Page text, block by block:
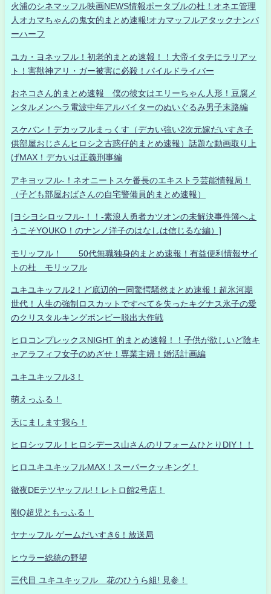
火浦のシネマッフル映画NEWS情報ポータブルの杜！オネエ管理
人オカマちゃんの鬼女的まとめ速報!オカマッフルアタックナンバ
ーハーフ
ユカ・ヨネッフル！初老的まとめ速報！！大帝イタチにラリアッ
ト！害獣神アリ・ガー被害に必殺！パイルドライバー
おネコさん的まとめ速報 僕の彼女はエリーちゃん人形！豆腐メ
ンタルメンヘラ電波中年アルバイターのぬいぐるみ男子末路編
スケバン！デカッフルまっくす（デカい強い2次元嫁だいすき子
供部屋おじさんヒロシ之古惑仔的まとめ速報）話題な動画取り上
げMAX！デカいは正義刑事編
アキヨッフル-！ネオニートスケ番長のエキストラ芸能情報局！
（子ども部屋おばさんの自宅警備員的まとめ速報）
[ヨシヨシロッフル-！！-素浪人勇者カツオンの未解決事件簿へよ
うこそYOUKO！のナンノ洋子のはなしは信じるな編）]
モリッフル！ 50代無職独身的まとめ速報！有益便利情報サイ
トの杜 モリッフル
ユキユキッフル2！ど底辺的一同驚愕騒然まとめ速報！超氷河期
世代！人生の強制ロスカットですべてを失ったキグナス氷子の愛
のクリスタルキングボンビー脱出大作戦
ヒロコンプレックスNIGHT 的まとめ速報！！子供が欲しいど陰キ
ャアラフィフ女子のめざせ！専業主婦！婚活計画編
ユキユキッフル3！
萌えっふる！
天にまします我ら！
ヒロシッフル！ヒロシデース山さんのリフォームひとりDIY！！
ヒロユキユキッフルMAX！スーパークッキング！
徹夜DEテツヤッフル!！レトロ館2号店！
剛Q超児ともっふる！
ヤナッフル ゲームだいすき6！放送局
ヒウラー総統の野望
三代目 ユキユキッフル 花のひうら組! 見参！